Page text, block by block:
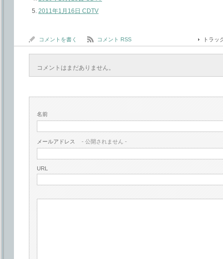
2011年1月16日 CDTV
コメントを書く コメント RSS トラ
コメントはまだありません。
名前
メールアドレス - 公開されません -
URL